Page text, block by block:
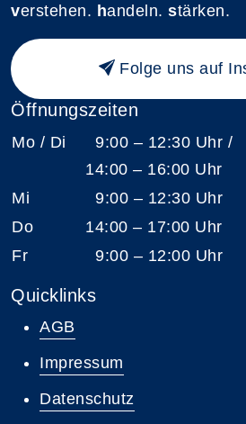
verstehen. handeln. stärken.
Folge uns auf
Öffnungszeiten
Mo / Di
9:00 – 12:30 Uhr /
14:00 – 16:00 Uhr
Mi
9:00 – 12:30 Uhr
Do
14:00 – 17:00 Uhr
Fr
9:00 – 12:00 Uhr
Quicklinks
AGB
Impressum
Datenschutz